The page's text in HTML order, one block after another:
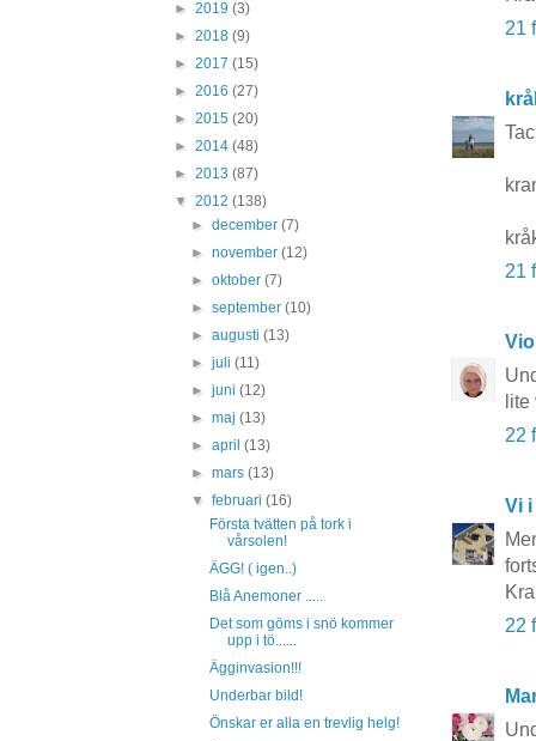
21
21
22
Vi
22
► 2019 (3)
► 2018 (9)
► 2017 (15)
► 2016 (27)
► 2015 (20)
► 2014 (48)
► 2013 (87)
▼ 2012 (138)
►december(7)
►november(12)
►oktober(7)
►september(10)
►augusti(13)
►juli(11)
►juni(12)
►maj(13)
►april(13)
►mars(13)
▼februari(16)
Första tvätten på tork i
vårsolen!
ÄGG! ( igen..)
Blå Anemoner .....
Det som göms i snö kommer
upp i tö......
Ägginvasion!!!
Underbar bild!
Önskar er alla en trevlig helg!